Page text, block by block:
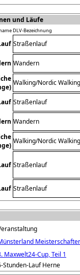
und Läufe
DLV-Bezeichnung
Straßenlauf
Wandern
Walking/Nordic
Straßenlauf
Wandern
Walking/Nordic
Straßenlauf
Straßenlauf
Maxwelt24-Cup, Teil 1
Stunden-Lauf Herne